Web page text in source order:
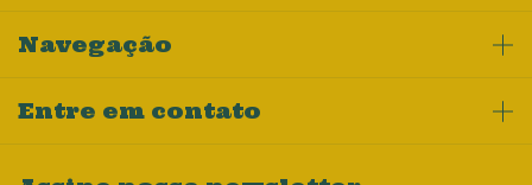
Navegação
Entre em contato